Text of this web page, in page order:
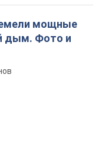
мощные
дым. Фото и